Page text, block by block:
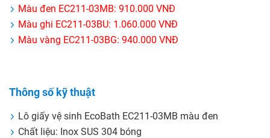
Màu đen EC211-03MB: 910.000 VNĐ
Màu ghi EC211-03BU: 1.060.000 VNĐ
Màu vàng EC211-03BG: 940.000 VNĐ
Thông số kỹ thuật
Lô giấy vệ sinh EcoBath EC211-03MB màu đen
Chất liệu: Inox SUS 304 bóng